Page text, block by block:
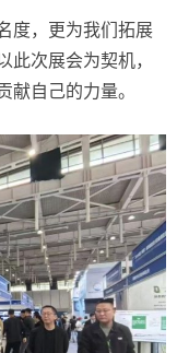
度，更为我们拓展
此次展会为契机，
献自己的力量。